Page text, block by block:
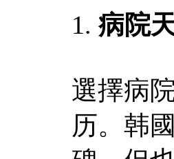
1. 病院
選擇病
历。韩